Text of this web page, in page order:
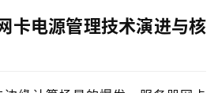
卡电源管理技术演进与核